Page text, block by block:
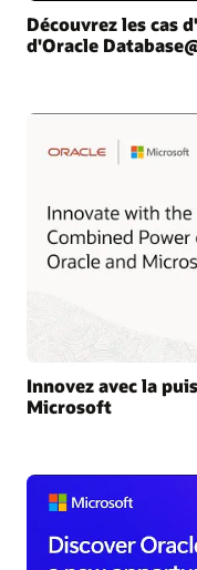
Découvrez les cas
d'Oracle
Innovez avec la
Microsoft